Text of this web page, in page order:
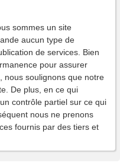
sommes un site
aucun type de
de services. Bien
pour assurer
nous soulignons que notre
De plus, en ce qui
contrôle partiel sur ce qui
nous ne prenons
fournis par des tiers et